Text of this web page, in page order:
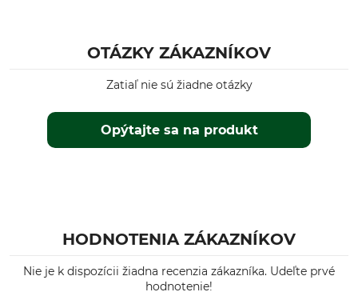
OTÁZKY ZÁKAZNÍKOV
Opýtajte sa na produkt
Zatiaľ nie sú žiadne otázky
HODNOTENIA ZÁKAZNÍKOV
Nie je k dispozícii žiadna recenzia zákazníka. Udeľte prvé
hodnotenie!